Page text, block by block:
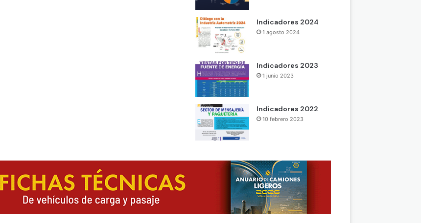
Indicadores 2024
1 agosto 2024
Indicadores 2023
1 junio 2023
Indicadores 2022
10 febrero 2023